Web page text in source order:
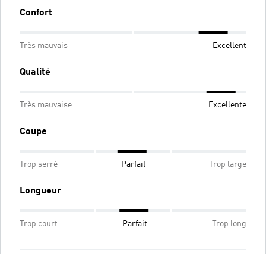
Confort
Très mauvais Excellent
Qualité
Très mauvaise Excellente
Coupe
Trop serré Parfait Trop large
Longueur
Trop court Parfait Trop long